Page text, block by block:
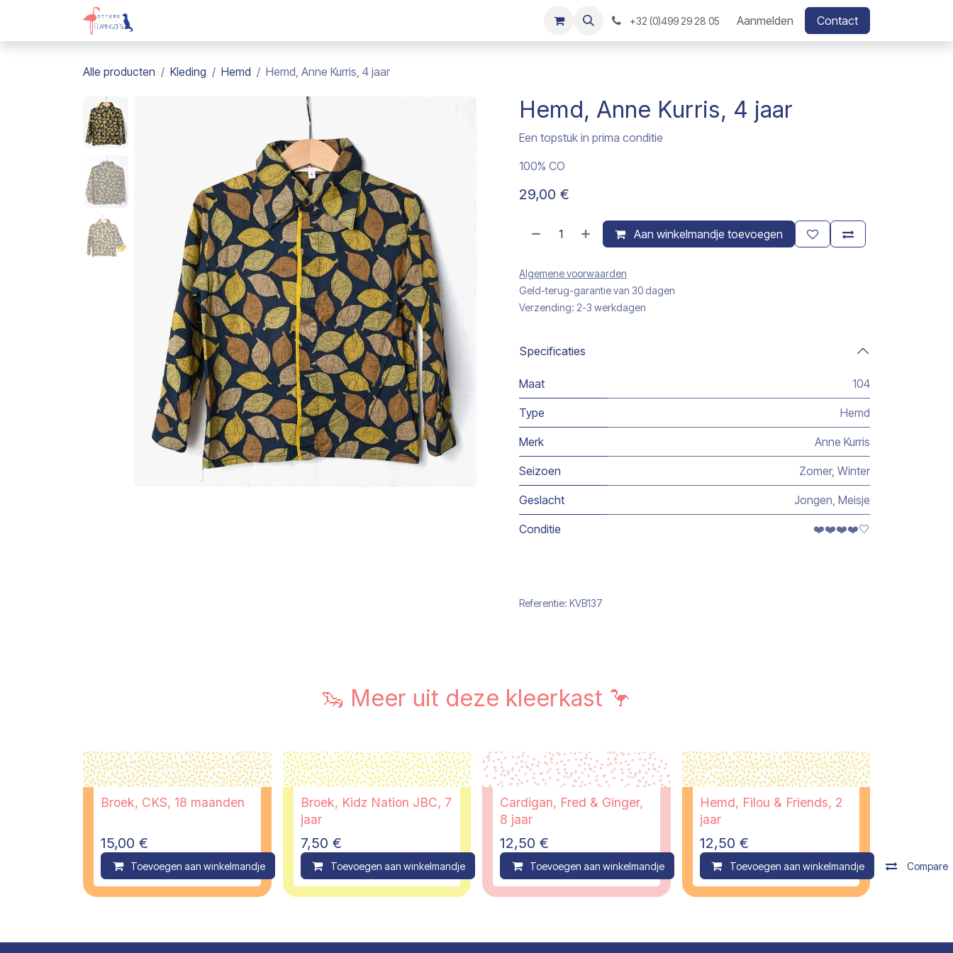
Overslaan naar inhoud
+32 (0)499 29 28 05 Aanmelden Contact
Alle producten Kleding Hemd Hemd, Anne Kurris, 4 jaar
Hemd, Anne Kurris, 4 jaar
Een topstuk in prima conditie
100% CO
29,00 €
Aan winkelmandje toevoegen
Algemene voorwaarden
Geld-terug-garantie van 30 dagen
Verzending: 2-3 werkdagen
Specificaties
Maat 104
Type Hemd
Merk Anne Kurris
Seizoen Zomer, Winter
Geslacht Jongen, Meisje
Conditie ❤️❤️❤️❤️🤍
Referentie: KVB137
🦦 Meer uit deze kleerkast 🦩
Broek, CKS, 18 maanden
15,00 €
Toevoegen aan winkelmandje Compare
Broek, Kidz Nation JBC, 7
jaar
7,50 €
Toevoegen aan winkelmandje Compare
Cardigan, Fred & Ginger,
8 jaar
12,50 €
Toevoegen aan winkelmandje Compare
Hemd, Filou & Friends, 2
jaar
12,50 €
Toevoegen aan winkelmandje Compare